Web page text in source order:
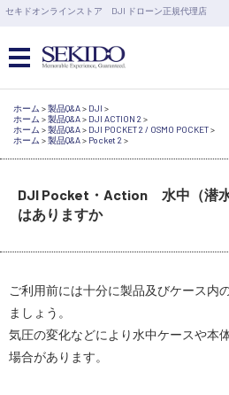
セキドオンラインストア DJI ドローン正規代理店
営業日の15時まで
6,000円以上のご購入で送料無料
カメラドローン・生活家電
カメラ・スタビライザー
業務用ドローン・業務関連製品
RC・ロボット部品
ホーム >製品Q&A> DJI >
ホーム >製品Q&A> DJI ACTION 2 >
ホーム >製品Q&A> DJI POCKET 2 / OSMO POCKET>
ホーム >製品Q&A> Pocket 2 >
DJI Pocket・Action 水中（潜
はありますか
ご利用前には十分に製品及びケース内
ましょう。
気圧の変化などにより水中ケースや本
場合があります。